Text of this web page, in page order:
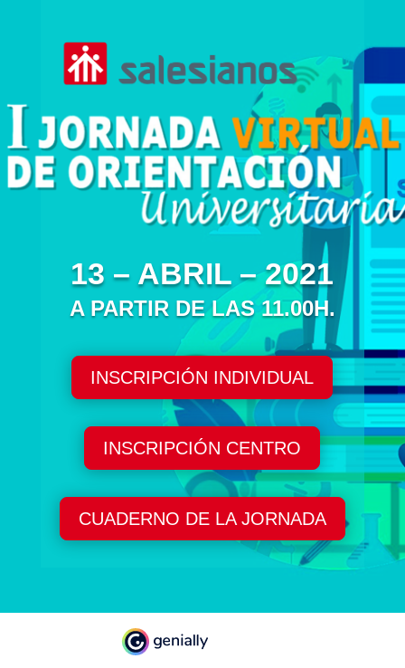
13 – ABRIL – 2021
A PARTIR DE LAS 11.00H.
INSCRIPCIÓN INDIVIDUAL
INSCRIPCIÓN CENTRO
CUADERNO DE LA JORNADA